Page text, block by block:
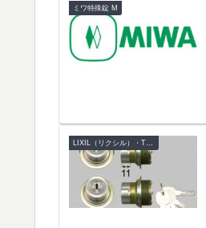
ミワ特殊錠 M
LIXIL（リクシル）・TOSTEM（トステム）